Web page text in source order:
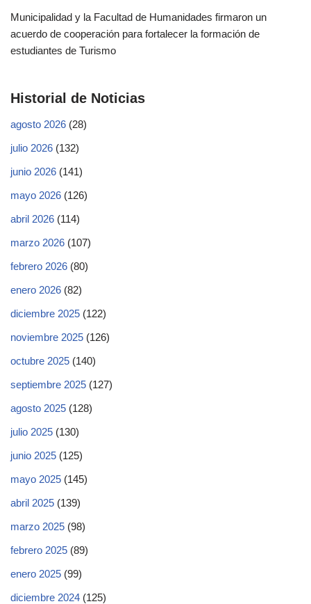
Municipalidad y la Facultad de Humanidades firmaron un
acuerdo de cooperación para fortalecer la formación de
estudiantes de Turismo
Historial de Noticias
agosto 2026 (28)
julio 2026 (132)
junio 2026 (141)
mayo 2026 (126)
abril 2026 (114)
marzo 2026 (107)
febrero 2026 (80)
enero 2026 (82)
diciembre 2025 (122)
noviembre 2025 (126)
octubre 2025 (140)
septiembre 2025 (127)
agosto 2025 (128)
julio 2025 (130)
junio 2025 (125)
mayo 2025 (145)
abril 2025 (139)
marzo 2025 (98)
febrero 2025 (89)
enero 2025 (99)
diciembre 2024 (125)